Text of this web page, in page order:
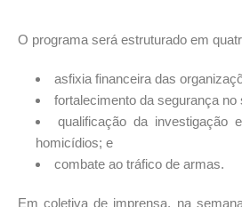
O programa será estruturado em
asfixia financeira das
fortalecimento da segurança no
qualificação da investigação
homicídios; e
combate ao tráfico de armas.
Em coletiva de imprensa, na